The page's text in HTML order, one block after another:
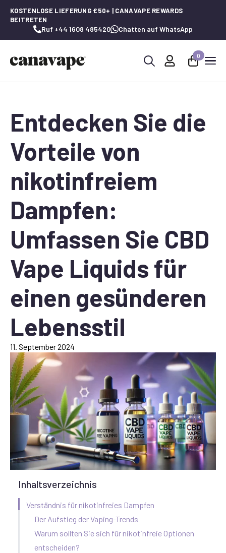
KOSTENLOSE LIEFERUNG £50+ | CANAVAPE REWARDS
BEITRETEN
Ruf +44 1608 485420 Chatten auf WhatsApp
0
Entdecken Sie die
Vorteile von
nikotinfreiem
Dampfen:
Umfassen Sie CBD
Vape Liquids für
einen gesünderen
Lebensstil
11. September 2024
Inhaltsverzeichnis
Verständnis für nikotinfreies Dampfen
Der Aufstieg der Vaping-Trends
Warum sollten Sie sich für nikotinfreie Optionen
entscheiden?